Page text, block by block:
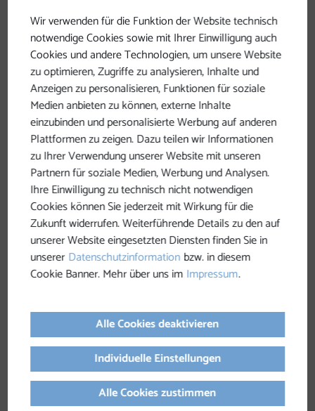
besonders alt, gesund und zufrieden werden – zeigen
jedoch: Soziale Nähe, gemeinsames Essen und Freude
mit anderen Menschen tragen entscheidend zu einem
langen und gesunden Leben bei.
Auch wenn Lebensumstände sich verändern, lohnt es
sich, aktiv auf andere zuzugehen. Suche Kontakte,
schließe dich Gruppen an oder engagiere dich in
Vereinen, die deine Interessen teilen. Pflege
bestehende Beziehungen und nimm neue
Begegnungen an. Es braucht Zeit, sich wieder
einzuleben, aber wer den Mut hat, Schritt für Schritt
auf andere zuzugehen, kann nicht nur sein
emotionales Wohlbefinden stärken, sondern auch
seine körperliche Gesundheit positiv beeinflussen.
Dr. Johannes Neuhofer
Wir verwenden für die Funktion der Website technisch
notwendige Cookies sowie mit Ihrer Einwilligung auch
Cookies und andere Technologien, um unsere Website
zu optimieren, Zugriffe zu analysieren, Inhalte und
Anzeigen zu personalisieren, Funktionen für soziale
Medien anbieten zu können, externe Inhalte
einzubinden und personalisierte Werbung auf anderen
Plattformen zu zeigen. Dazu teilen wir Informationen
zu Ihrer Verwendung unserer Website mit unseren
Partnern für soziale Medien, Werbung und Analysen.
Ihre Einwilligung zu technisch nicht notwendigen
Cookies können Sie jederzeit mit Wirkung für die
Zukunft widerrufen. Weiterführende Details zu den auf
unserer Website eingesetzten Diensten finden Sie in
unsererDatenschutzinformation bzw. in diesem
Cookie Banner. Mehr über uns im Impressum.
Alle Cookies deaktivieren
Individuelle Einstellungen
Alle Cookies zustimmen